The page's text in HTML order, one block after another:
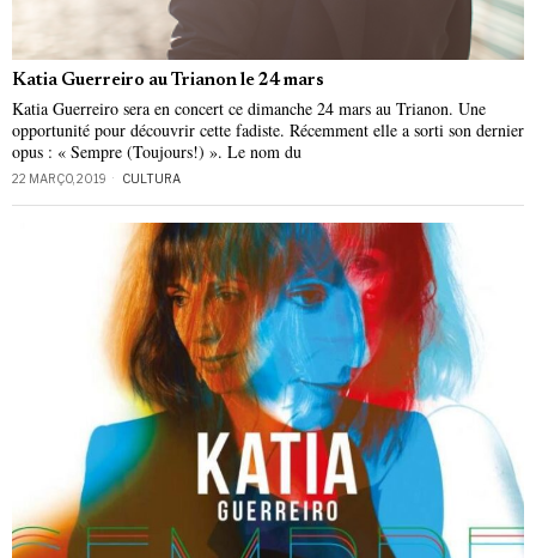
Katia Guerreiro au Trianon le 24 mars
Katia Guerreiro sera en concert ce dimanche 24 mars au Trianon. Une
opportunité pour découvrir cette fadiste. Récemment elle a sorti son dernier
opus : « Sempre (Toujours!) ». Le nom du
22 MARÇO, 2019 CULTURA